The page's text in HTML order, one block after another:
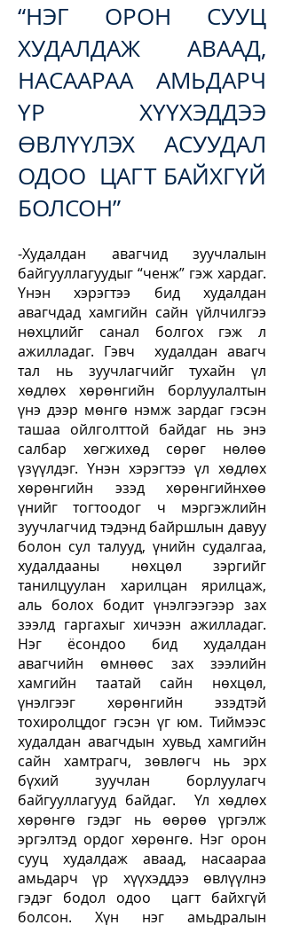
“НЭГ ОРОН СУУЦ
ХУДАЛДАЖ АВААД,
НАСААРАА АМЬДАРЧ
ҮР ХҮҮХЭДДЭЭ
ӨВЛҮҮЛЭХ АСУУДАЛ
ОДОО ЦАГТ БАЙХГҮЙ
БОЛСОН”
-Худалдан авагчид зуучлалын
байгууллагуудыг “ченж” гэж хардаг.
Үнэн хэрэгтээ бид худалдан
авагчдад хамгийн сайн үйлчилгээ
нөхцлийг санал болгох гэж л
ажилладаг. Гэвч худалдан авагч
тал нь зуучлагчийг тухайн үл
хөдлөх хөрөнгийн борлуулалтын
үнэ дээр мөнгө нэмж зардаг гэсэн
ташаа ойлголттой байдаг нь энэ
салбар хөгжихөд сөрөг нөлөө
үзүүлдэг. Үнэн хэрэгтээ үл хөдлөх
хөрөнгийн эзэд хөрөнгийнхөө
үнийг тогтоодог ч мэргэжлийн
зуучлагчид тэдэнд байршлын давуу
болон сул талууд, үнийн судалгаа,
худалдааны нөхцөл зэргийг
танилцуулан харилцан ярилцаж,
аль болох бодит үнэлгээгээр зах
зээлд гаргахыг хичээн ажилладаг.
Нэг ёсондоо бид худалдан
авагчийн өмнөөс зах зээлийн
хамгийн таатай сайн нөхцөл,
үнэлгээг хөрөнгийн эзэдтэй
тохиролцдог гэсэн үг юм. Тиймээс
худалдан авагчдын хувьд хамгийн
сайн хамтрагч, зөвлөгч нь эрх
бүхий зуучлан борлуулагч
байгууллагууд байдаг. Үл хөдлөх
хөрөнгө гэдэг нь өөрөө үргэлж
эргэлтэд ордог хөрөнгө. Нэг орон
сууц худалдаж аваад, насаараа
амьдарч үр хүүхэддээ өвлүүлнэ
гэдэг бодол одоо цагт байхгүй
болсон. Хүн нэг амьдралын